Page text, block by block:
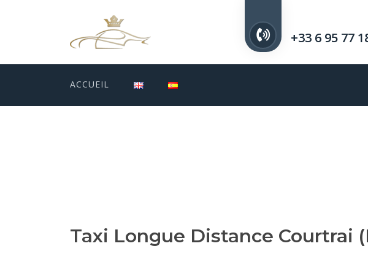
+33 6 95 77
ACCUEIL
Taxi Longue Distance Courtrai